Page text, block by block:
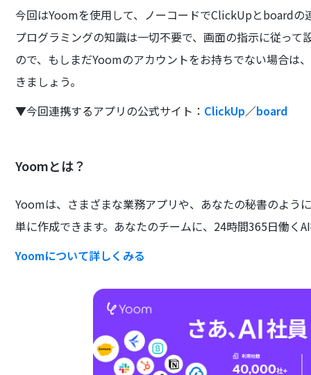
今回はYoomを使用して、ノーコードでClickUpとboardの
プログラミングの知識は一切不要で、画面の指示に従っ
ので、もしまだYoomのアカウントをお持ちでない場合は
きましょう。
▼今回連携するアプリの公式サイト： ClickUp／board
Yoomとは？
Yoomは、さまざまな業務アプリや、あなたの秘書のよう
単に作成できます。あなたのチームに、24時間365日働く
Yoomについて詳しくみる